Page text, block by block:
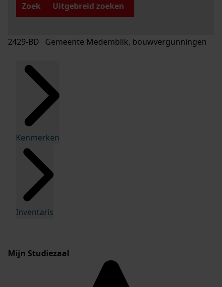
Zoek
Uitgebreid zoeken
2429-BD Gemeente Medemblik, bouwvergunningen
Kenmerken
Inventaris
Mijn Studiezaal